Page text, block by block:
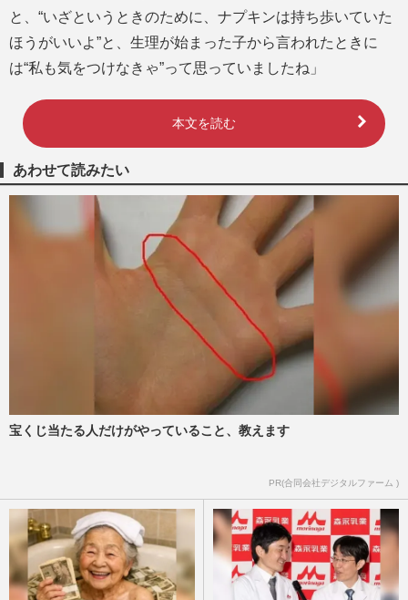
と、“いざというときのために、ナプキンは持ち歩いていた
ほうがいいよ”と、生理が始まった子から言われたときに
は“私も気をつけなきゃ”って思っていましたね」
本文を読む
あわせて読みたい
宝くじ当たる人だけがやっていること、教えます
PR(合同会社デジタルファーム )